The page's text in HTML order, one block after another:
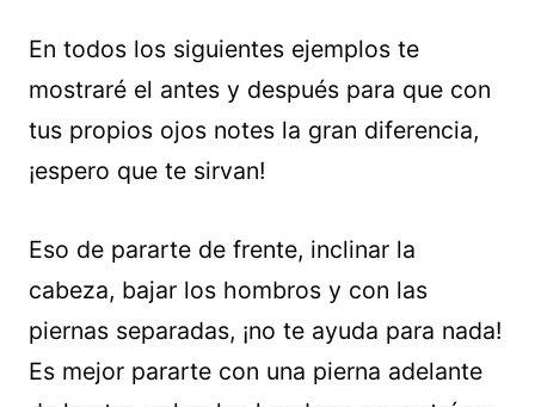
En todos los siguientes ejemplos te
mostraré el antes y después para que con
tus propios ojos notes la gran diferencia,
¡espero que te sirvan!
Eso de pararte de frente, inclinar la
cabeza, bajar los hombros y con las
piernas separadas, ¡no te ayuda para nada!
Es mejor pararte con una pierna adelante